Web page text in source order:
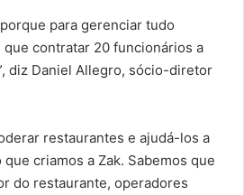
para gerenciar tudo
contratar 20 funcionários a
diz Daniel Allegro, sócio-diretor
restaurantes e ajudá-los a
criamos a Zak. Sabemos que
do restaurante, operadores